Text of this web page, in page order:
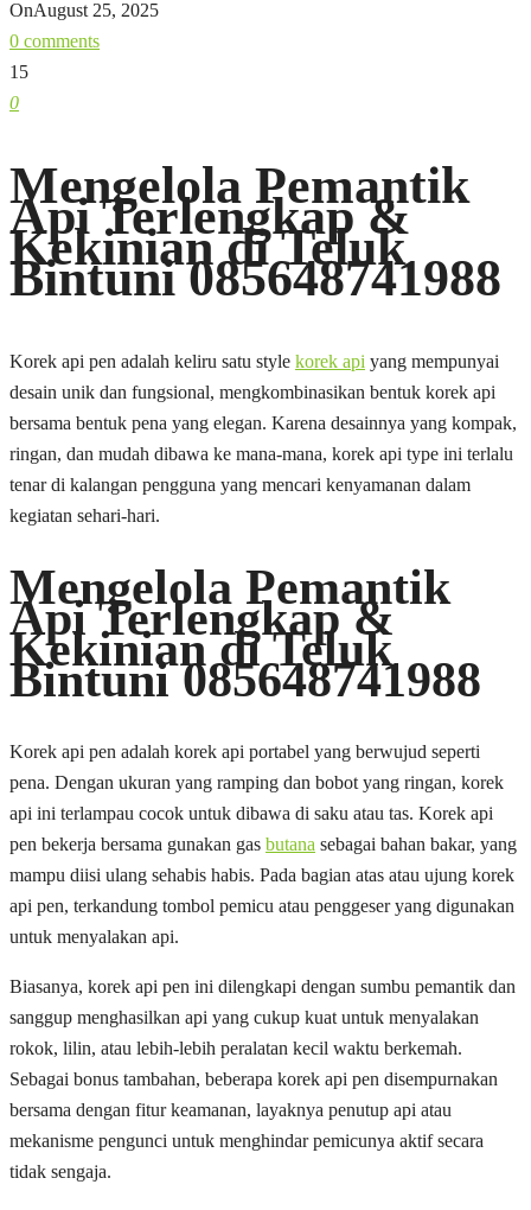
OnAugust 25, 2025
0 comments
15
0
Mengelola Pemantik
Api Terlengkap &
Kekinian di Teluk
Bintuni 085648741988
Korek api pen adalah keliru satu style korek api yang mempunyai
desain unik dan fungsional, mengkombinasikan bentuk korek api
bersama bentuk pena yang elegan. Karena desainnya yang kompak,
ringan, dan mudah dibawa ke mana-mana, korek api type ini terlalu
tenar di kalangan pengguna yang mencari kenyamanan dalam
kegiatan sehari-hari.
Mengelola Pemantik
Api Terlengkap &
Kekinian di Teluk
Bintuni 085648741988
Korek api pen adalah korek api portabel yang berwujud seperti
pena. Dengan ukuran yang ramping dan bobot yang ringan, korek
api ini terlampau cocok untuk dibawa di saku atau tas. Korek api
pen bekerja bersama gunakan gas butana sebagai bahan bakar, yang
mampu diisi ulang sehabis habis. Pada bagian atas atau ujung korek
api pen, terkandung tombol pemicu atau penggeser yang digunakan
untuk menyalakan api.
Biasanya, korek api pen ini dilengkapi dengan sumbu pemantik dan
sanggup menghasilkan api yang cukup kuat untuk menyalakan
rokok, lilin, atau lebih-lebih peralatan kecil waktu berkemah.
Sebagai bonus tambahan, beberapa korek api pen disempurnakan
bersama dengan fitur keamanan, layaknya penutup api atau
mekanisme pengunci untuk menghindar pemicunya aktif secara
tidak sengaja.